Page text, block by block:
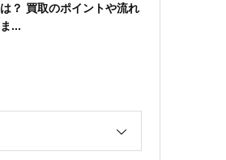
は？ 買取のポイントや流れ
ま...